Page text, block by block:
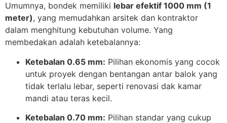
Umumnya, bondek memiliki lebar efektif 1000 mm (1
meter), yang memudahkan arsitek dan kontraktor
dalam menghitung kebutuhan volume. Yang
membedakan adalah ketebalannya:
Ketebalan 0.65 mm: Pilihan ekonomis yang cocok
untuk proyek dengan bentangan antar balok yang
tidak terlalu lebar, seperti renovasi dak kamar
mandi atau teras kecil.
Ketebalan 0.70 mm: Pilihan standar yang cukup